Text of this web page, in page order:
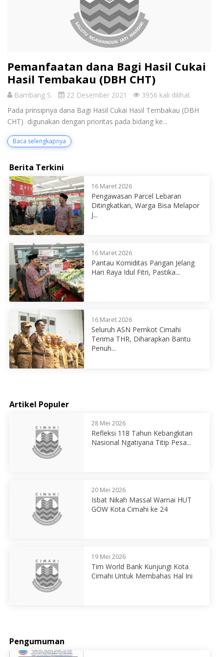
Pemanfaatan dana Bagi Hasil Cukai
Hasil Tembakau (DBH CHT)
Bambang S. 22 Desember 2021
3956 kali dilihat
Pada prinsipnya dana Bagi Hasil Cukai Hasil Tembakau (DBH
CHT) digunakan dengan prioritas pada bidang ke...
Baca selengkapnya
Berita Terkini
16 Maret 2026
Pengawasan Parcel Lebaran
Ditingkatkan, Warga Bisa Melapor
J...
16 Maret 2026
Pantau Komiditas Pangan Jelang
Hari Raya Idul Fitri, Pastika...
16 Maret 2026
Seluruh ASN Pemkot Cimahi
Terima THR, Diharapkan Bantu
Penuh...
Artikel Populer
28 Mei 2026
Refleksi 118 Tahun Kebangkitan
Nasional Ngatiyana Titip Pesa...
20 Mei 2026
Isbat Nikah Massal Warnai HUT
GOW Kota Cimahi ke 24
19 Mei 2026
Tim World Bank Kunjungi Kota
Cimahi Untuk Membahas Hal Ini
Pengumuman